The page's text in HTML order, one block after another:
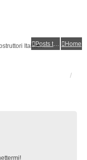
Posts toplist
Home